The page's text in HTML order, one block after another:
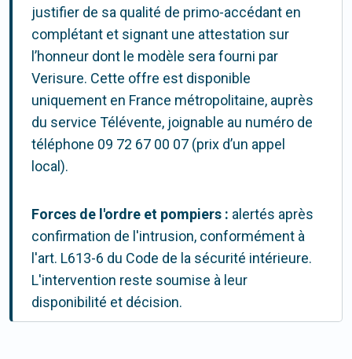
justifier de sa qualité de primo-accédant en
complétant et signant une attestation sur
l’honneur dont le modèle sera fourni par
Verisure. Cette offre est disponible
uniquement en France métropolitaine, auprès
du service Télévente, joignable au numéro de
téléphone 09 72 67 00 07 (prix d’un appel
local).
Forces de l'ordre et pompiers : alertés après
confirmation de l'intrusion, conformément à
l'art. L613-6 du Code de la sécurité intérieure.
L'intervention reste soumise à leur
disponibilité et décision.